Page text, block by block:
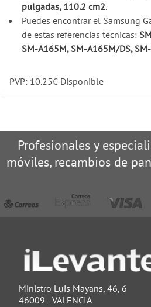
pulgadas, 110.2 cm2.
Puedes encontrar el Samsung
de estas referencias técnicas:
SM-A165M, SM-A165M/DS,
PVP: 10.25€ Disponible
Profesionales y
móviles, recambios de
Ministro Luis Mayans, 46, 6
46009 - VALENCIA